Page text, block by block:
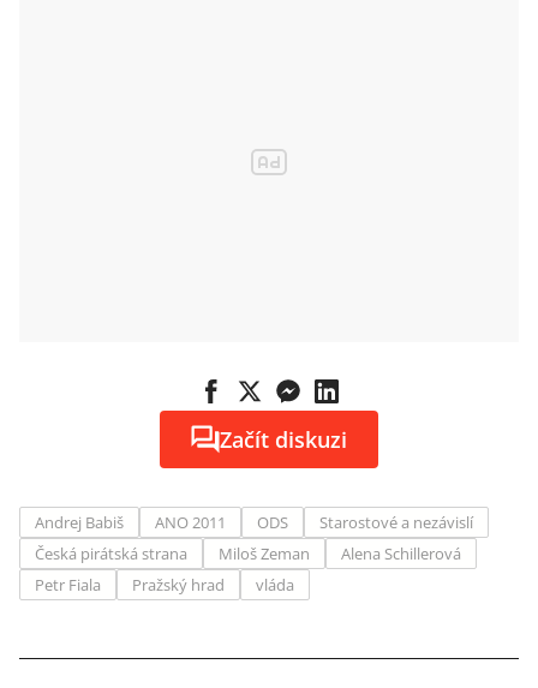
Začít diskuzi
Andrej Babiš ANO 2011 ODS
Starostové a nezávislí
Česká pirátská strana
Miloš Zeman
Alena Schillerová
Petr Fiala
Pražský hrad vláda